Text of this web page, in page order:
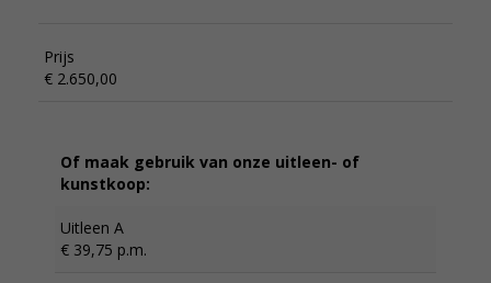
Prijs
€ 2.650,00
Of maak gebruik van onze uitleen- of
kunstkoop:
Uitleen A
€ 39,75 p.m.